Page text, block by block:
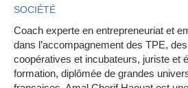
SOCIÉTÉ
Coach experte en entrepreneuriat et
dans l’accompagnement des TPE,
coopératives et incubateurs, juriste et
formation, diplômée de grandes